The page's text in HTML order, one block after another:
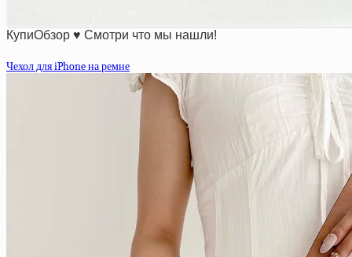
КупиОбзор ♥ Смотри что мы нашли!
Чехол для iPhone на ремне